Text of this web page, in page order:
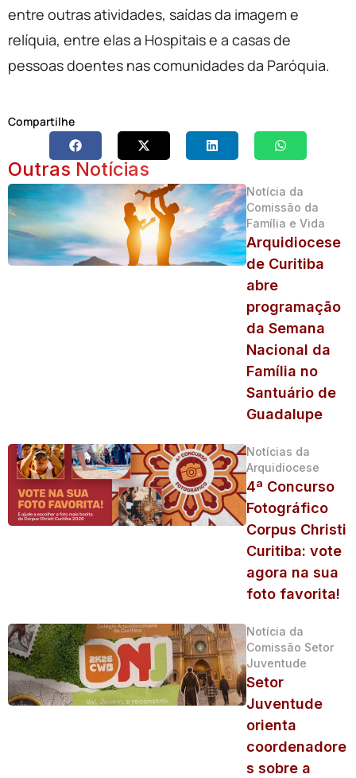
entre outras atividades, saídas da imagem e
relíquia, entre elas a Hospitais e a casas de
pessoas doentes nas comunidades da Paróquia.
Compartilhe
Outras Notícias
Notícia da
Comissão da
Família e Vida
Arquidiocese
de Curitiba
abre
programação
da Semana
Nacional da
Família no
Santuário de
Guadalupe
Notícias da
Arquidiocese
4ª Concurso
Fotográfico
Corpus Christi
Curitiba: vote
agora na sua
foto favorita!
Notícia da
Comissão Setor
Juventude
Setor
Juventude
orienta
coordenadore
s sobre a